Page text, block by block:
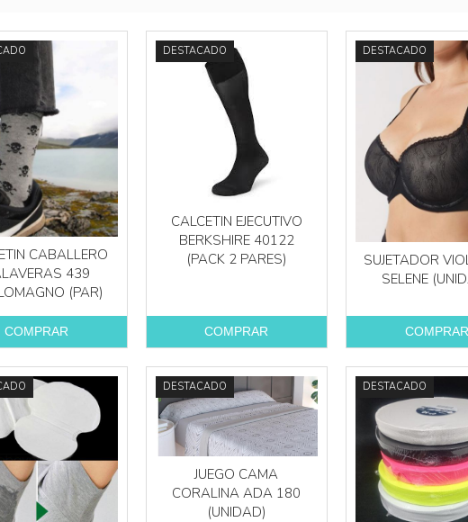
CABALLERO
439
(PAR)
COMPRAR
DESTACADO
CALCETIN EJECUTIVO
BERKSHIRE 40122
(PACK 2 PARES)
COMPRAR
DESTACADO
SUJETADOR
SELENE
COMPRAR
DESTACADO
JUEGO CAMA
CORALINA ADA 180
(UNIDAD)
DESTACADO
Más info Más info